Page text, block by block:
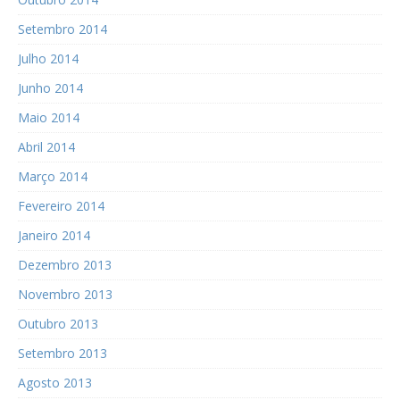
Setembro 2014
Julho 2014
Junho 2014
Maio 2014
Abril 2014
Março 2014
Fevereiro 2014
Janeiro 2014
Dezembro 2013
Novembro 2013
Outubro 2013
Setembro 2013
Agosto 2013